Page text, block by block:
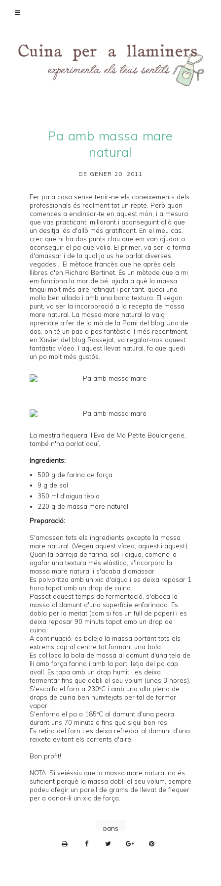
Pa amb massa mare
natural
DE GENER 20, 2011
Fer pa a casa sense tenir-ne els coneixements dels
professionals és realment tot un repte. Però quan
comences a endinsar-te en aquest món, i a mesura
que vas practicant, millorant i aconseguint allò que
un desitja, és d'allò més gratificant. En el meu cas,
crec que hi ha dos punts clau que em van ajudar a
aconseguir el pa que volia. El primer, va ser la forma
d'amassar i de la qual ja us he parlat diverses
vegades... El mètode francès que he après dels
llibres d'en Richard Bertinet . És un mètode que a mi
em funciona la mar de bé; ajuda a què la massa
tingui molt més aire retingut i per tant, quedi una
molla ben ullada i amb una bona textura. El segon
punt, va ser la incorporació a la recepta de massa
mare natural. La massa mare natural la vaig
aprendre a fer de la mà de la Pami del blog Uno de
dos , on té un pas a pas fantàstic! I més recentment,
en Xavier del blog Rossejat , va regalar-nos aquest
fantàstic vídeo . I aquest llevat natural, fa que quedi
un pa molt més gustós.
La mestra flequera, l'Eva de Ma Petite Boulangerie
també n'ha parlat aquí.
Ingredients:
500 g de farina de força
9 g de sal
350 ml d'aigua tèbia
220 g de massa mare natural
Preparació:
S'amassen tots els ingredients excepte la massa
mare natural. (Vegeu aquest vídeo aquest i aquest).
Quan la barreja de farina, sal i aigua, comenci a
agafar una textura més elàstica, s'incorpora la
massa mare natural i s'acaba d'amassar.
Es polvoritza amb un xic d'aigua i es deixa reposar 1
hora tapat amb un drap de cuina.
Passat aquest temps de fermentació, s'aboca la
massa al damunt d'una superfície enfarinada. Es
dobla per la meitat (com si fos un full de paper) i es
deixa reposar 90 minuts tapat amb un drap de
cuina.
A continuació, es boleja la massa portant tots els
extrems cap al centre tot formant una bola.
Es col·loca la bola de massa al damunt d'una tela de
lli amb força farina i amb la part lletja del pa cap
avall. Es tapa amb un drap humit i es deixa
fermentar fins que dobli el seu volum (unes 3 hores).
S'escalfa el forn a 230ºC i amb una olla plena de
draps de cuina ben humitejats per tal de formar
vapor.
S'enforna el pa a 185ºC al damunt d'una pedra
durant uns 70 minuts o fins que sigui ben ros.
Es retira del forn i es deixa refredar al damunt d'una
reixeta evitant els corrents d'aire.
Bon profit!
NOTA: Si veiéssiu que la massa mare natural no és
suficient perquè la massa dobli el seu volum, sempre
podeu afegir un parell de grams de llevat de flequer
per a donar-li un xic de força.
pans